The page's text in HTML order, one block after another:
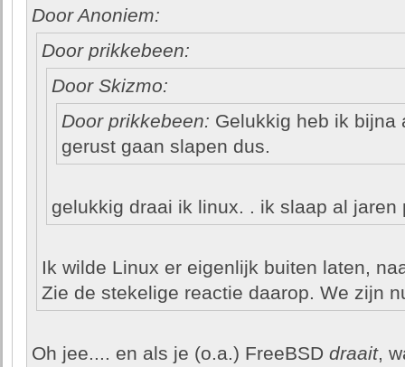
Door Anoniem:
Door prikkebeen:
Door Skizmo:
Door prikkebeen: Gelukkig heb ik bijna
gerust gaan slapen dus.
gelukkig draai ik linux. . ik slaap al jaren
Ik wilde Linux er eigenlijk buiten laten,
Zie de stekelige reactie daarop. We zijn
Oh jee.... en als je (o.a.) FreeBSD draait,